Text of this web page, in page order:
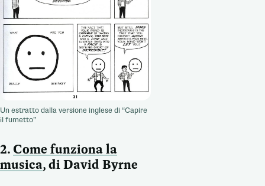
Un estratto dalla versione inglese di “Capire
il fumetto”
2.Come funziona la
musica, di David Byrne